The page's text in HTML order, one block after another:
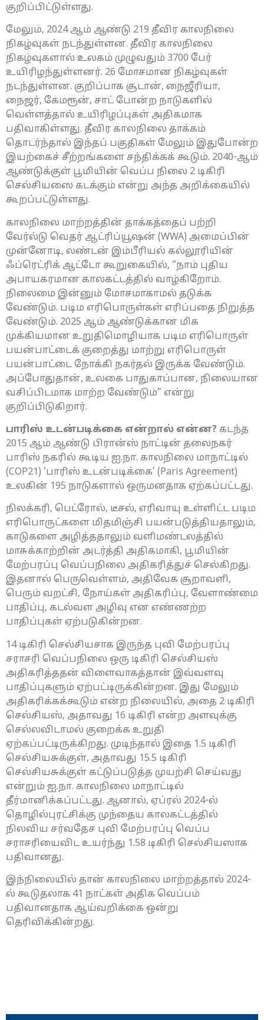
குறிப்பிட்டுள்ளது.
மேலும், 2024 ஆம் ஆண்டு 219 தீவிர காலநிலை
நிகழ்வுகள் நடந்துள்ளன. தீவிர காலநிலை
நிகழ்வுகளால் உலகம் முழுவதும் 3700 பேர்
உயிரிழந்துள்ளனர். 26 மோசமான நிகழ்வுகள்
நடந்துள்ளன. குறிப்பாக சூடான், நைஜீரியா,
நைஜர், கேமரூன், சாட் போன்ற நாடுகளில்
வெள்ளத்தால் உயிரிழப்புகள் அதிகமாக
பதிவாகிள்ளது. தீவிர காலநிலை தாக்கம்
தொடர்ந்தால் இந்தப் பகுதிகள் மேலும் இதுபோன்ற
இயற்கைச் சீற்றங்களை சந்திக்கக் கூடும். 2040-ஆம்
ஆண்டுக்குள் பூமியின் வெப்ப நிலை 2 டிகிரி
செல்சியஸை கடக்கும் என்று அந்த அறிக்கையில்
கூறப்பட்டுள்ளது.
காலநிலை மாற்றத்தின் தாக்கத்தைப் பற்றி
வேர்ல்டு வெதர் ஆட்ரிப்யூஷன் (WWA) அமைப்பின்
முன்னோடி, லண்டன் இம்பீரியல் கல்லூரியின்
ஃப்ரெட்ரிக் ஆட்டோ கூறுகையில், “நாம் புதிய
அபாயகரமான காலகட்டத்தில் வாழ்கிறோம்.
நிலைமை இன்னும் மோசமாகாமல் தடுக்க
வேண்டும். படிம எரிபொருள்கள் எரிப்பதை நிறுத்த
வேண்டும். 2025 ஆம் ஆண்டுக்கான மிக
முக்கியமான உறுதிமொழியாக படிம எரிபொருள்
பயன்பாட்டைக் குறைத்து மாற்று எரிபொருள்
பயன்பாட்டை நோக்கி நகர்தல் இருக்க வேண்டும்.
அப்போதுதான், உலகை பாதுகாப்பான, நிலையான
வசிப்பிடமாக மாற்ற வேண்டும்” என்று
குறிப்பிடுகிறார்.
பாரிஸ் உடன்படிக்கை என்றால் என்ன? கடந்த
2015 ஆம் ஆண்டு பிரான்ஸ் நாட்டின் தலைநகர்
பாரிஸ் நகரில் கூடிய ஐ.நா. காலநிலை மாநாட்டில்
(COP21) ‘பாரிஸ் உடன்படிக்கை’ (Paris Agreement)
உலகின் 195 நாடுகளால் ஒருமனதாக ஏற்கப்பட்டது.
நிலக்கரி, பெட்ரோல், டீசல், எரிவாயு உள்ளிட்ட படிம
எரிபொருட்களை மிதமிஞ்சி பயன்படுத்தியதாலும்,
காடுகளை அழித்ததாலும் வளிமண்டலத்தில்
மாசுக்காற்றின் அடர்த்தி அதிகமாகி, பூமியின்
மேற்பரப்பு வெப்பநிலை அதிகரித்துச் செல்கிறது.
இதனால் பெருவெள்ளம், அதிவேக சூறாவளி,
பெரும் வறட்சி, நோய்கள் அதிகரிப்பு, வேளாண்மை
பாதிப்பு, கடல்வள அழிவு என எண்ணற்ற
பாதிப்புகள் ஏற்படுகின்றன.
14 டிகிரி செல்சியசாக இருந்த புவி மேற்பரப்பு
சராசரி வெப்பநிலை ஒரு டிகிரி செல்சியஸ்
அதிகரித்ததன் விளைவாகத்தான் இவ்வளவு
பாதிப்புகளும் ஏற்பட்டிருக்கின்றன. இது மேலும்
அதிகரிக்கக்கூடும் என்ற நிலையில், அதை 2 டிகிரி
செல்சியஸ், அதாவது 16 டிகிரி என்ற அளவுக்கு
செல்லவிடாமல் குறைக்க உறுதி
ஏற்கப்பட்டிருக்கிறது. முடிந்தால் இதை 1.5 டிகிரி
செல்சியசுக்குள், அதாவது 15.5 டிகிரி
செல்சியசுக்குள் கட்டுப்படுத்த முயற்சி செய்வது
என்றும் ஐ.நா. காலநிலை மாநாட்டில்
தீர்மானிக்கப்பட்டது. ஆனால், ஏப்ரல் 2024-ல்
தொழில்புரட்சிக்கு முந்தைய காலகட்டத்தில்
நிலவிய சர்வதேச புவி மேற்பரப்பு வெப்ப
சராசரியைவிட உயர்ந்து 1.58 டிகிரி செல்சியஸாக
பதிவானது.
இந்நிலையில் தான் காலநிலை மாற்றத்தால் 2024-
ல் கூடுதலாக 41 நாட்கள் அதிக வெப்பம்
பதிவானதாக ஆய்வறிக்கை ஒன்று
தெரிவிக்கின்றது.